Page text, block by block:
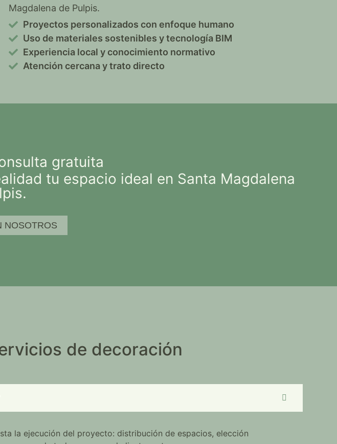
Magdalena de Pulpis.
Proyectos personalizados con enfoque humano
Uso de materiales sostenibles y tecnología BIM
Experiencia local y conocimiento normativo
Atención cercana y trato directo
gratuita
tu espacio ideal en Santa Magdalena
NOSOTROS
de decoración
la ejecución del proyecto: distribución de espacios, elección